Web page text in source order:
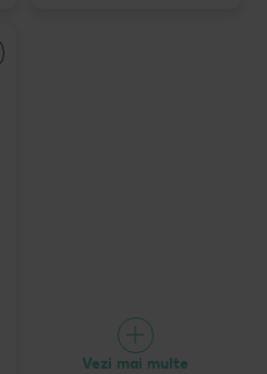
Vezi mai multe